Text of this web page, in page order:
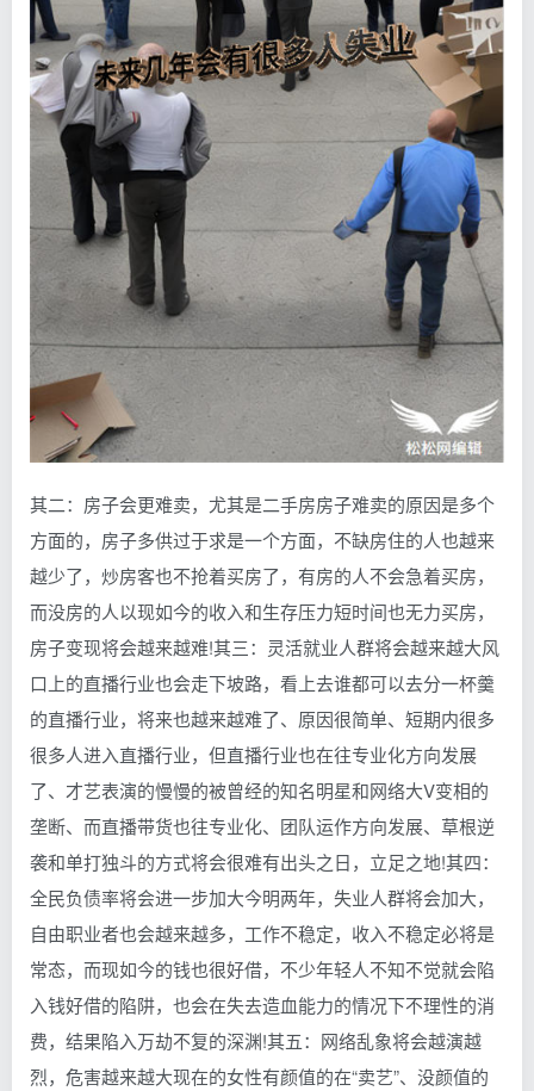
其二：房子会更难卖，尤其是二手房房子难卖的原因是多个
方面的，房子多供过于求是一个方面，不缺房住的人也越来
越少了，炒房客也不抢着买房了，有房的人不会急着买房，
而没房的人以现如今的收入和生存压力短时间也无力买房，
房子变现将会越来越难!其三：灵活就业人群将会越来越大风
口上的直播行业也会走下坡路，看上去谁都可以去分一杯羹
的直播行业，将来也越来越难了、原因很简单、短期内很多
很多人进入直播行业，但直播行业也在往专业化方向发展
了、才艺表演的慢慢的被曾经的知名明星和网络大V变相的
垄断、而直播带货也往专业化、团队运作方向发展、草根逆
袭和单打独斗的方式将会很难有出头之日，立足之地!其四：
全民负债率将会进一步加大今明两年，失业人群将会加大，
自由职业者也会越来越多，工作不稳定，收入不稳定必将是
常态，而现如今的钱也很好借，不少年轻人不知不觉就会陷
入钱好借的陷阱，也会在失去造血能力的情况下不理性的消
费，结果陷入万劫不复的深渊!其五：网络乱象将会越演越
烈，危害越来越大现在的女性有颜值的在“卖艺”、没颜值的